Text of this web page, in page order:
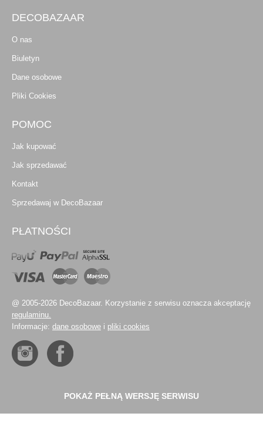
DECOBAZAAR
O nas
Biuletyn
Dane osobowe
Pliki Cookies
POMOC
Jak kupować
Jak sprzedawać
Kontakt
Sprzedawaj w DecoBazaar
PŁATNOŚCI
@ 2005-2026 DecoBazaar. Korzystanie z serwisu oznacza akceptację
regulaminu.
Informacje: dane osobowe i pliki cookies
POKAŻ PEŁNĄ WERSJĘ SERWISU